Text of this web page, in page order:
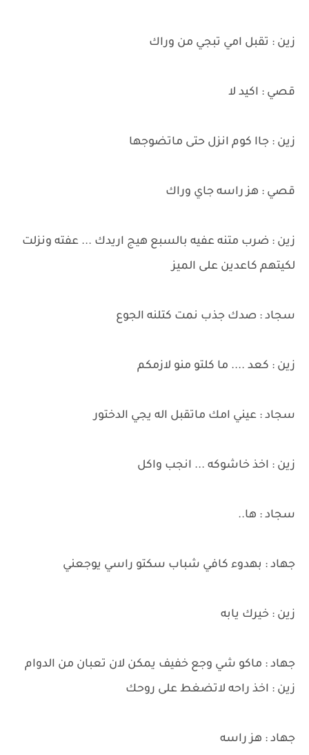
زين : تقبل امي تبجي من وراك
قصي : اكيد لا
زين : جاا كوم انزل حتى ماتضوجها
قصي : هز راسه جاي وراك
زين : ضرب متنه عفيه بالسبع هيج اريدك ... عفته ونزلت
لكيتهم كاعدين على الميز
سجاد : صدك جذب نمت كتلنه الجوع
زين : كعد .... ما كلتو منو لازمكم
سجاد : عيني امك ماتقبل اله يجي الدختور
زين : اخذ خاشوكه ... انجب واكل
سجاد : ها..
جهاد : بهدوء كافي شباب سكتو راسي يوجعني
زين : خيرك يابه
جهاد : ماكو شي وجع خفيف يمكن لان تعبان من الدوام
زين : اخذ راحه لاتضغط على روحك
جهاد : هز راسه